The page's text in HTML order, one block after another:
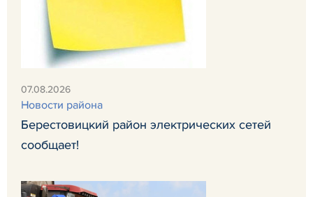
07.08.2026
Новости района
Берестовицкий район электрических сетей
сообщает!